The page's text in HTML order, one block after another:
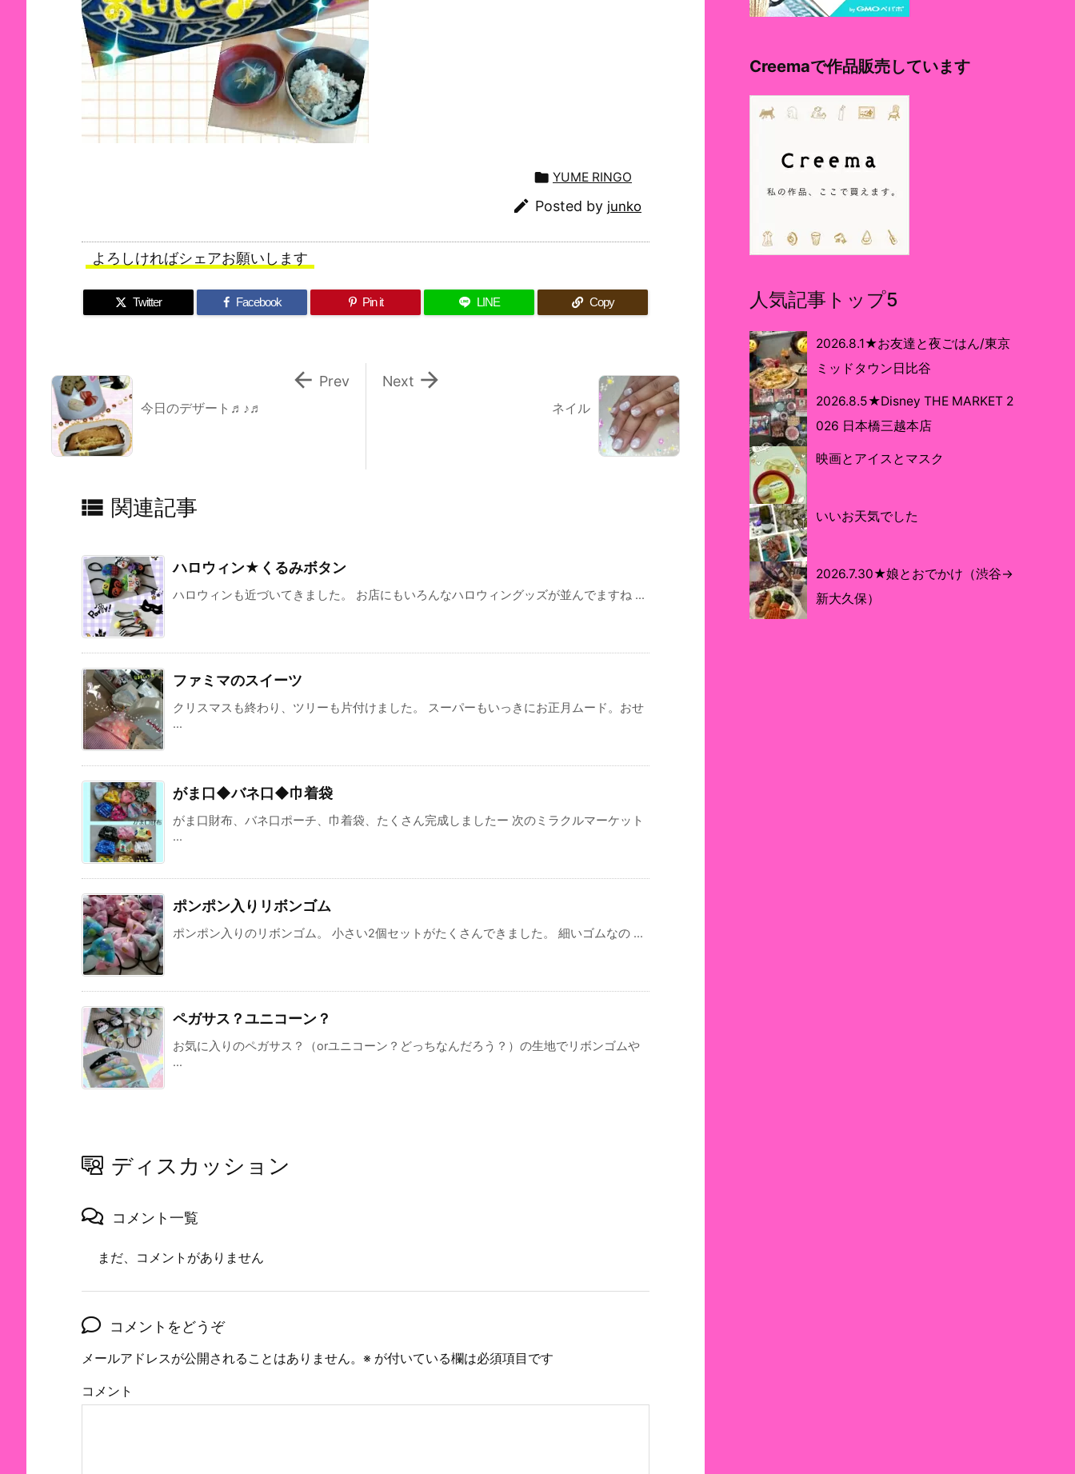
 YUME RINGO
 Posted by junko
よろしければシェアお願いします
Twitter Facebook Pin it LINE Copy
ネイル

Next
今日のデザート♬♪♬
 Prev
 関連記事
ハロウィン★くるみボタン
ハロウィンも近づいてきました。 お店にもいろんなハロウィングッズが並んでますね ...
ファミマのスイーツ
クリスマスも終わり、ツリーも片付けました。 スーパーもいっきにお正月ムード。おせ
...
がま口◆バネ口◆巾着袋
がま口財布、バネ口ポーチ、巾着袋、たくさん完成しましたー 次のミラクルマーケット
...
ポンポン入りリボンゴム
ポンポン入りのリボンゴム。 小さい2個セットがたくさんできました。 細いゴムなの ...
ペガサス？ユニコーン？
お気に入りのペガサス？（orユニコーン？どっちなんだろう？）の生地でリボンゴムや
...
ディスカッション
コメント一覧
まだ、コメントがありません
コメントをどうぞ
メールアドレスが公開されることはありません。 ※ が付いている欄は必須項目です
コメント
Creemaで作品販売しています
人気記事トップ5
2026.8.1★お友達と夜ごはん/東京
ミッドタウン日比谷
2026.8.5★Disney THE MARKET 2
026 日本橋三越本店
映画とアイスとマスク
いいお天気でした
2026.7.30★娘とおでかけ（渋谷→
新大久保）